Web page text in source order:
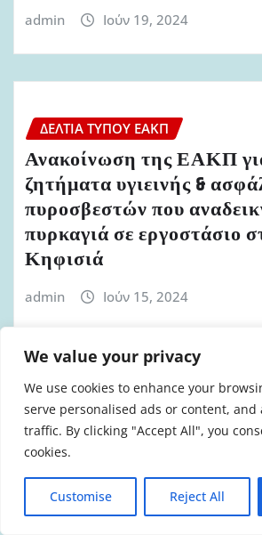
We value your privacy
We use cookies to enhance your
serve personalised ads or content, and
traffic. By clicking "Accept All", you
cookies.
Customise Reject All
admin Ιούν 19, 2024
ΔΕΛΤΊΑ ΤΎΠΟΥ ΕΑΚΠ
Ανακοίνωση της ΕΑΚΠ
ζητήματα υγιεινής &
πυροσβεστών που
πυρκαγιά σε εργοστάσιο
Κηφισιά
admin Ιούν 15, 2024
ΔΕΛΤΊΑ ΤΎΠΟΥ ΕΑΚΠ
Ανακοίνωση ΕΑΚΠ για τα
αποτελέσματα του 26ου
Συνεδρίου της ΠΟΕΥΠΣ